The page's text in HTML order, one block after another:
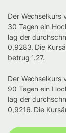
Der Wechselkurs
30 Tagen ein
lag der
0,9283. Die
betrug 1.27.
Der Wechselkurs
90 Tagen ein
lag der
0,9216. Die